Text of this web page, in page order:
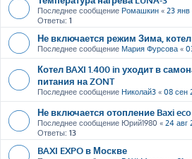
Последнее сообщение Ромашкин « 23 янв
Ответы: 1
Не включается режим Зима, котел
Последнее сообщение Мария Фурсова «
Котел BAXI 1.400 in уходит в
питания на ZONT
Последнее сообщение Николай3 « 08 сен
Не включается отопление Baxi
Последнее сообщение Юрий1980 « 24 авг
Ответы: 13
BAXI EXPO в Москве